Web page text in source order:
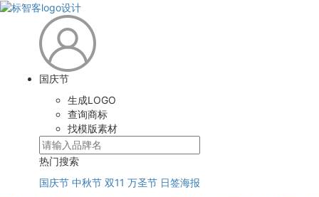
国庆节
生成LOGO
查询商标
找模版素材
热门搜索
国庆节 中秋节 双11 万圣节 日签海报